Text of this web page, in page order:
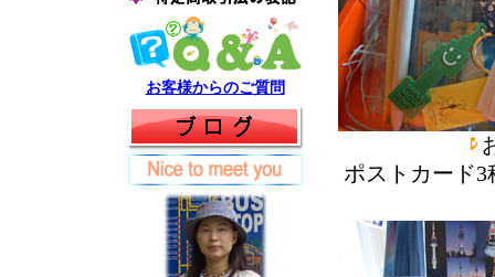
お客様からのご質問
ポストカード